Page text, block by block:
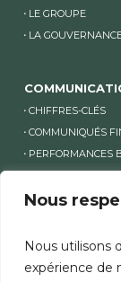
Nous
Nous utilisons
expérience de
LE GROUPE
LA
CHIFFRES-CLÉS
COMMUNIQUÉS
PERFORMANCES